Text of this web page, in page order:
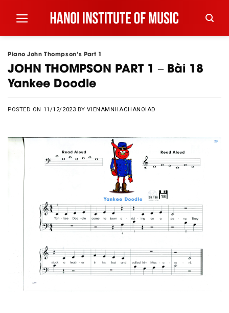
Piano John Thompson's Part 1
JOHN THOMPSON PART 1 – Bài 18
Yankee Doodle
POSTED ON 11/12/2023 BYVIENAMNHACHANOIAD